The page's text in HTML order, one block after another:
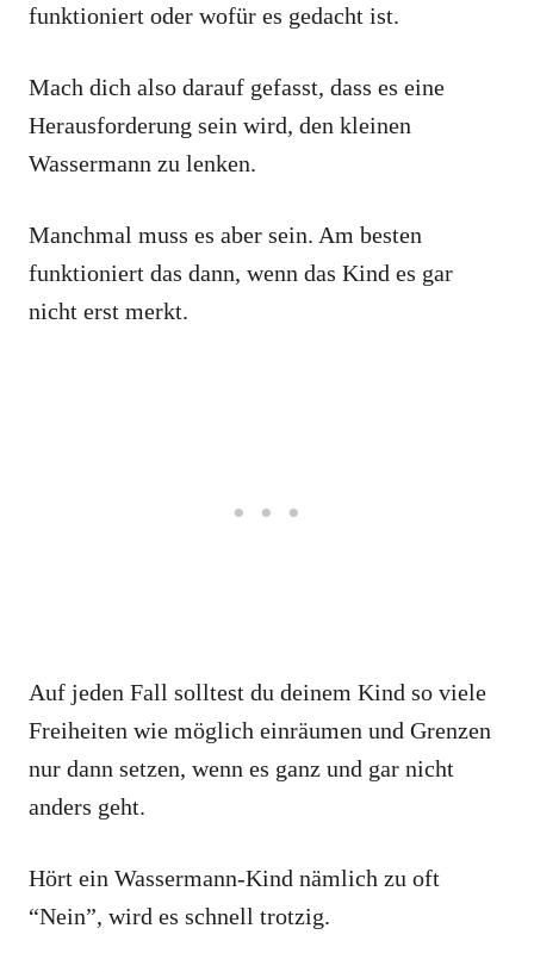
funktioniert oder wofür es gedacht ist.
Mach dich also darauf gefasst, dass es eine
Herausforderung sein wird, den kleinen
Wassermann zu lenken.
Manchmal muss es aber sein. Am besten
funktioniert das dann, wenn das Kind es gar
nicht erst merkt.
Auf jeden Fall solltest du deinem Kind so viele
Freiheiten wie möglich einräumen und Grenzen
nur dann setzen, wenn es ganz und gar nicht
anders geht.
Hört ein Wassermann-Kind nämlich zu oft
“Nein”, wird es schnell trotzig.